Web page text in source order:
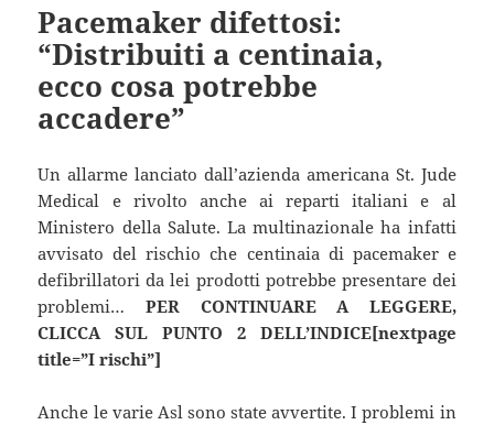
Pacemaker difettosi:
“Distribuiti a centinaia,
ecco cosa potrebbe
accadere”
Un allarme lanciato dall’azienda americana St. Jude
Medical e rivolto anche ai reparti italiani e al
Ministero della Salute. La multinazionale ha infatti
avvisato del rischio che centinaia di pacemaker e
defibrillatori da lei prodotti potrebbe presentare dei
problemi… PER CONTINUARE A LEGGERE,
CLICCA SUL PUNTO 2 DELL’INDICE[nextpage
title=”I rischi”]
Anche le varie Asl sono state avvertite. I problemi in